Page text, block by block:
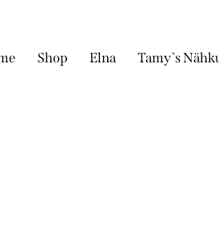
Shop Elna Tamy`s